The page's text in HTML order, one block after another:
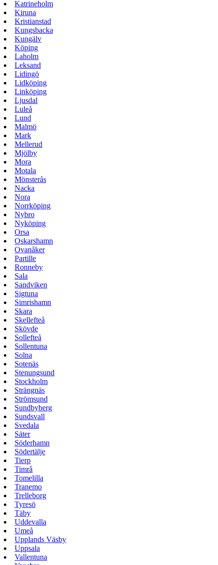
Katrineholm
Kiruna
Kristianstad
Kungsbacka
Kungälv
Köping
Laholm
Leksand
Lidingö
Lidköping
Linköping
Ljusdal
Luleå
Lund
Malmö
Mark
Mellerud
Mjölby
Mora
Motala
Mönsterås
Nacka
Nora
Norrköping
Nybro
Nyköping
Orsa
Oskarshamn
Ovanåker
Partille
Ronneby
Sala
Sandviken
Sigtuna
Simrishamn
Skara
Skellefteå
Skövde
Sollefteå
Sollentuna
Solna
Sotenäs
Stenungsund
Stockholm
Strängnäs
Strömsund
Sundbyberg
Sundsvall
Svedala
Säter
Söderhamn
Södertälje
Tierp
Timrå
Tomelilla
Tranemo
Trelleborg
Tyresö
Täby
Uddevalla
Umeå
Upplands Väsby
Uppsala
Vallentuna